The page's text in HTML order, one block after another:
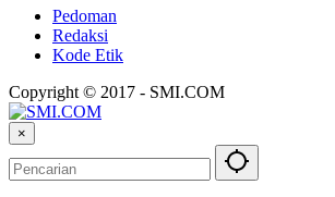
Pedoman
Redaksi
Kode Etik
Copyright © 2017 - SMI.COM
×